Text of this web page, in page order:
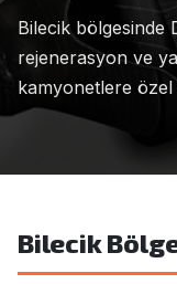
Bilecik bölgesinde
rejenerasyon ve
kamyonetlere özel
Bilecik